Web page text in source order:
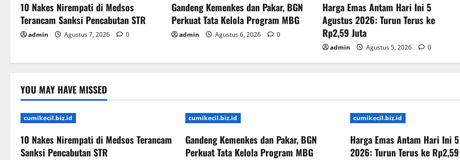
10 Nakes Nirempati di Medsos
Terancam Sanksi Pencabutan STR
admin Agustus 7, 2026 0
Gandeng Kemenkes dan Pakar, BGN
Perkuat Tata Kelola Program MBG
admin Agustus 6, 2026 0
Harga Emas Antam Hari Ini 5
Agustus 2026: Turun Terus ke
Rp2,59 Juta
admin Agustus 5, 2026 0
YOU MAY HAVE MISSED
cumikecil.biz.id
10 Nakes Nirempati di Medsos Terancam
Sanksi Pencabutan STR
cumikecil.biz.id
Gandeng Kemenkes dan Pakar, BGN
Perkuat Tata Kelola Program MBG
cumikecil.biz.id
Harga Emas Antam Hari Ini
2026: Turun Terus ke